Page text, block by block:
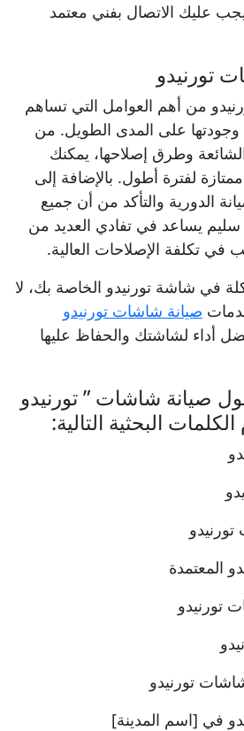
عليك الاتصال بفني معتمد
تورنيدو
من أهم العوامل التي تساهم
وجودتها على المدى الطويل. من
وطرق إصلاحها، يمكنك
لفترة أطول. بالإضافة إلى
الدورية والتأكد من أن جميع
يساعد في تفادي العديد من
في تكلفة الإصلاحات العالية.
في شاشة تورنيدو الخاصة بك، لا
صيانة شاشات تورنيدو
أداء لشاشتك والحفاظ عليها
صيانة شاشات ” تورنيدو
البحثية التالية: